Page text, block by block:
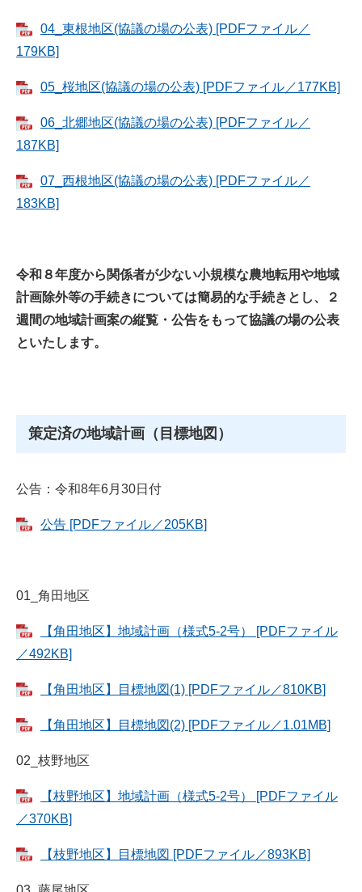
04_東根地区(協議の場の公表) [PDFファイル／
179KB]
05_桜地区(協議の場の公表) [PDFファイル／177KB]
06_北郷地区(協議の場の公表) [PDFファイル／
187KB]
07_西根地区(協議の場の公表) [PDFファイル／
183KB]
令和８年度から関係者が少ない小規模な農地転用や地域
計画除外等の手続きについては簡易的な手続きとし、２
週間の地域計画案の縦覧・公告をもって協議の場の公表
といたします。
策定済の地域計画（目標地図）
公告：令和8年6月30日付
公告 [PDFファイル／205KB]
01_角田地区
【角田地区】地域計画（様式5-2号） [PDFファイル
／492KB]
【角田地区】目標地図(1) [PDFファイル／810KB]
【角田地区】目標地図(2) [PDFファイル／1.01MB]
02_枝野地区
【枝野地区】地域計画（様式5-2号） [PDFファイル
／370KB]
【枝野地区】目標地図 [PDFファイル／893KB]